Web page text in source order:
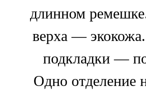
длинном
верха —
подкладки —
Одно отделение